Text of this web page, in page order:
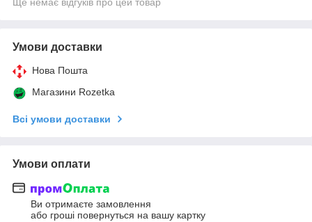
Умови доставки
Нова Пошта
Магазини Rozetka
Всі умови доставки
Умови оплати
Ви отримаєте замовлення
або гроші повернуться на вашу картку